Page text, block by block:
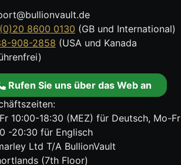
8600 0130 (GB und International)
908-2858 (USA und Kanada
Rufen Sie uns über das Web an
10:00-18:30 (MEZ) für Deutsch, Mo-Fr
-20:30 für Englisch
Ltd T/A BullionVault
(7th Floor)